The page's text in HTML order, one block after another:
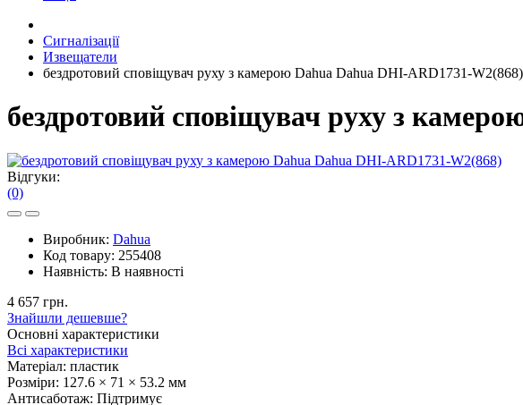
Сигналізації
Извещатели
бездротовий сповіщувач руху з камерою Dahua Dahua DHI-ARD1731-W2(868)
бездротовий сповіщувач руху з
Відгуки:
(0)
Виробник: Dahua
Код товару: 255408
Наявність: В наявності
4 657 грн.
Знайшли дешевше?
Основні характеристики
Всі характеристики
Матеріал: пластик
Розміри: 127.6 × 71 × 53.2 мм
Антисаботаж: Підтримує